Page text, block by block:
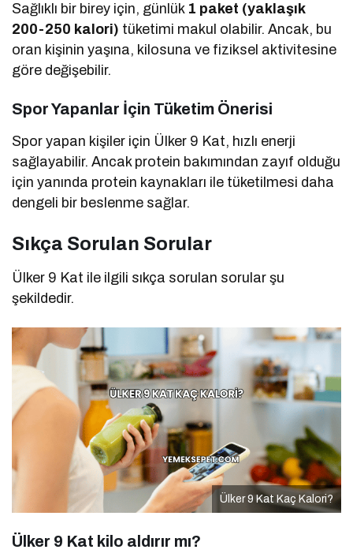
Sağlıklı bir birey için, günlük 1 paket (yaklaşık
200-250 kalori) tüketimi makul olabilir. Ancak, bu
oran kişinin yaşına, kilosuna ve fiziksel aktivitesine
göre değişebilir.
Spor Yapanlar İçin Tüketim Önerisi
Spor yapan kişiler için Ülker 9 Kat, hızlı enerji
sağlayabilir. Ancak protein bakımından zayıf olduğu
için yanında protein kaynakları ile tüketilmesi daha
dengeli bir beslenme sağlar.
Sıkça Sorulan Sorular
Ülker 9 Kat ile ilgili sıkça sorulan sorular şu
şekildedir.
Ülker 9 Kat Kaç Kalori?
Ülker 9 Kat kilo aldırır mı?